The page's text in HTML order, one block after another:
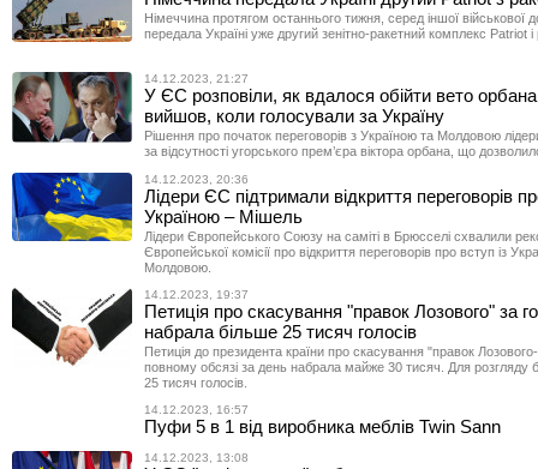
Німеччина протягом останнього тижня, серед іншої військової
передала Україні уже другий зенітно-ракетний комплекс Patriot
14.12.2023, 21:27
У ЄС розповіли, як вдалося обійти вето
вийшов, коли голосували за Україну
Рішення про початок переговорів з Україною та Молдовою
за відсутності угорського прем’єра віктора орбана, що
14.12.2023, 20:36
Лідери ЄС підтримали відкриття переговорів
Україною – Мішель
Лідери Європейського Союзу на саміті в Брюсселі схвалили
Європейської комісії про відкриття переговорів про вступ із
Молдовою.
14.12.2023, 19:37
Петиція про скасування "правок Лозового" за
набрала більше 25 тисяч голосів
Петиція до президента країни про скасування "правок
повному обсязі за день набрала майже 30 тисяч. Для розгляду
25 тисяч голосів.
14.12.2023, 16:57
Пуфи 5 в 1 від виробника меблів Twin Sann
14.12.2023, 13:08